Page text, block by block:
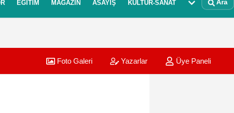
EĞITIM MAGAZIN ASAYIŞ KÜLTÜR-SANAT Ara
Foto Galeri Yazarlar Üye Paneli